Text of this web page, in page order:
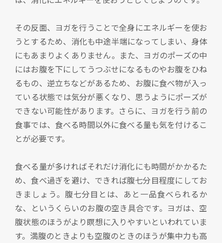
その反面、ヨガを行うことで全身にエネルギーを使お
うとするため、消化も中途半端になってしまい、身体
にもあまりよくありません。また、ヨガのポーズの中
にはお腹を下にしてうつぶせになるものやお腹をひね
るもの、逆立ちなどがあるため、お腹に食べ物が入っ
ている状態では気分が悪くなり、思うようにポーズが
できない可能性があります。さらに、ヨガを行う前の
食事では、食べる時間以外に食べる量も気を付けるこ
とが必要です。
食べる量が多ければそれだけ消化にも時間がかかるた
め、食べ過ぎを避け、できれば腹七分目程度にしてお
きましょう。腹七分目とは、あと一品食べられるか
な、というくらいのお腹の空き具合です。ヨガは、空
腹状態のほうがより瞑想に入りやすいといわれていま
す。満腹のときよりも空腹のときのほうが集中力も高